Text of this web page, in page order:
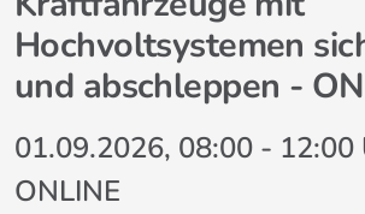
Hochvoltsystemen
und abschleppen -
01.09.2026, 08:00 - 12:00
ONLINE